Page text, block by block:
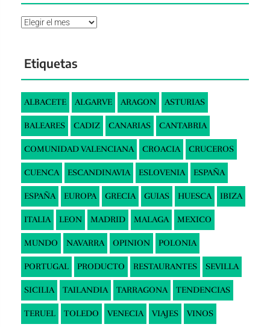
Archivos
Etiquetas
ALBACETE ALGARVE ARAGON ASTURIAS
BALEARES CADIZ CANARIAS CANTABRIA
COMUNIDAD VALENCIANA CROACIA CRUCEROS
CUENCA ESCANDINAVIA ESLOVENIA ESPAÑA
ESPAÑA EUROPA GRECIA GUIAS HUESCA IBIZA
ITALIA LEON MADRID MALAGA MEXICO
MUNDO NAVARRA OPINION POLONIA
PORTUGAL PRODUCTO RESTAURANTES SEVILLA
SICILIA TAILANDIA TARRAGONA TENDENCIAS
TERUEL TOLEDO VENECIA VIAJES VINOS